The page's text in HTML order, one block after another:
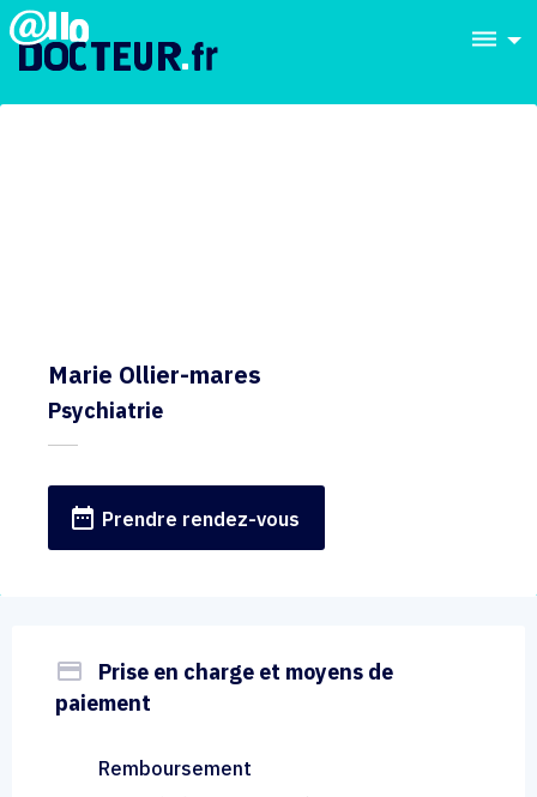
dehaze
Marie Ollier-mares
Psychiatrie
date_range Prendre rendez-vous
payment
Prise en charge et moyens de
paiement
Remboursement